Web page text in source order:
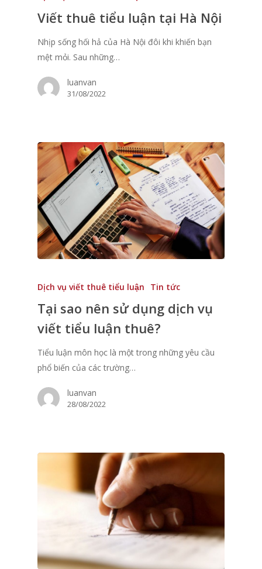
Viết thuê tiểu luận tại Hà Nội
Nhịp sống hối hả của Hà Nội đôi khi khiến bạn
mệt mỏi. Sau những…
luanvan
31/08/2022
Dịch vụ viết thuê tiểu luận Tin tức
Tại sao nên sử dụng dịch vụ
viết tiểu luận thuê?
Tiểu luận môn học là một trong những yêu cầu
phổ biến của các trường…
luanvan
28/08/2022